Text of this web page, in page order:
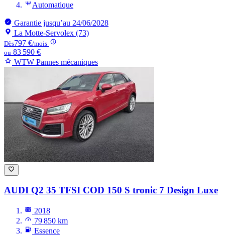
Automatique
Garantie jusqu’au 24/06/2028
La Motte-Servolex (73)
Dès797 €/mois
ou 83 590 €
WTW Pannes mécaniques
AUDI Q2 35 TFSI COD 150 S tronic 7 Design Luxe
2018
79 850 km
Essence